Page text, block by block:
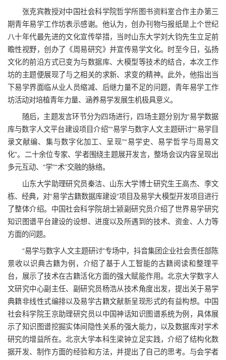
张克宾教授对中国社会科学院哲学所图书资料室合作主办第三
期青年易学工作坊表示感谢。他认为，创办刊物与报纸是上个世纪
八十年代最先进的文化宣传举措，当时山东大学刘大钧先生立足前
瞻性视野，创办了《周易研究》并宣传易学文化。时至今日，弘扬
文化的前沿方式已变为与数据库、大模型等技术的结合，本次工作
坊的主题便展现了与之相关的求新、求变的精神。此外，他指出当
下易学界面临从业人员缩减、后继力量不足的问题，青年易学工作
坊活动对培植青年力量、涵养易学发展生机极具意义。
随后，主题发言环节分为四场进行，四场主题分别为“易学数据
库与数字人文平台建设项目介绍”“易学与数字人文主题研讨”“易学目
录文献编、集与数字化加工、呈现”“易学史、易学哲学与周易文
化”。二十余位专家、学者围绕主题展开发言，整场会议内容呈现出
多元互动、“学”“术”交融的脉络。
山东大学助理研究员秦洁、山东大学博士研究生王高杰、李文
栋、经典，对“易学古籍数据库建设”项目及易学大模型开发项目进行
了整体介绍。中国社会科学院胡士颍副研究员介绍了世界易学研究
知识图谱平台建设的设想、进度以及所遇到的技术、资金、人力等
方面的问题。
“易学与数字人文主题研讨”专场中，抖音集团企业社会责任部陈
景收以识典古籍为例，介绍了基于人工智能的古籍阅读和整理平
台，展示了技术在古籍活化方面的强大赋能作用。北京大学数字人
文研究中心副主任、副研究员杨浩从技术角度出发，提出关于易学
典籍非线性式编排以及易学古籍文献新呈现形式的有益构想。中国
社会科学院王京助理研究员以中国神话知识图谱系统为例，具体展
示了知识图谱挖掘实体间隐性关系的强大能力，以及数据库对学术
研究的增益所在。北京大学本科生梁钟立足实践，介绍了结构化数
据开发、制作方面的经验和方法，并提出了自己的思考。与会学者